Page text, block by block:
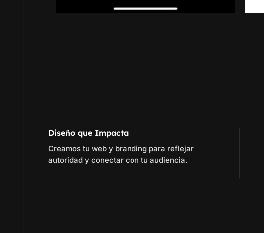
Diseño que Impacta
Creamos tu web y branding para reflejar
autoridad y conectar con tu audiencia.